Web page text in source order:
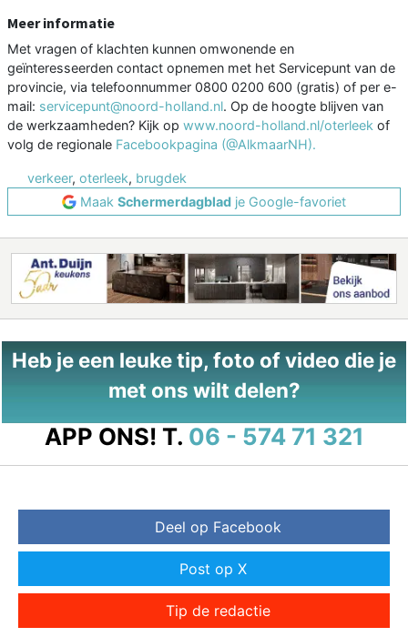
Meer informatie
Met vragen of klachten kunnen omwonende en
geïnteresseerden contact opnemen met het Servicepunt van de
provincie, via telefoonnummer 0800 0200 600 (gratis) of per e-
mail: servicepunt@noord-holland.nl. Op de hoogte blijven van
de werkzaamheden? Kijk op www.noord-holland.nl/oterleek of
volg de regionale Facebookpagina (@AlkmaarNH).
verkeer, oterleek, brugdek
Maak Schermerdagblad je Google-favoriet
Heb je een leuke tip, foto of video die je
met ons wilt delen?
APP ONS! T. 06 - 574 71 321
Deel op Facebook
Post op X
Tip de redactie